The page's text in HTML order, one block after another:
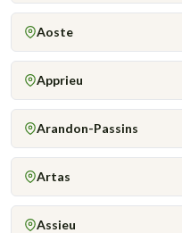
Aoste
Apprieu
Arandon-Passins
Artas
Assieu